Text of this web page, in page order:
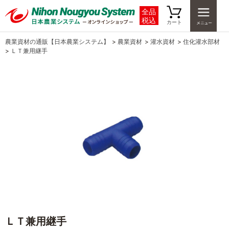
全品
税込
カート
農業資材の通販【日本農業システム】 > 農業資材 > 灌水資材 > 住化灌水部材
> ＬＴ兼用継手
ＬＴ兼用継手